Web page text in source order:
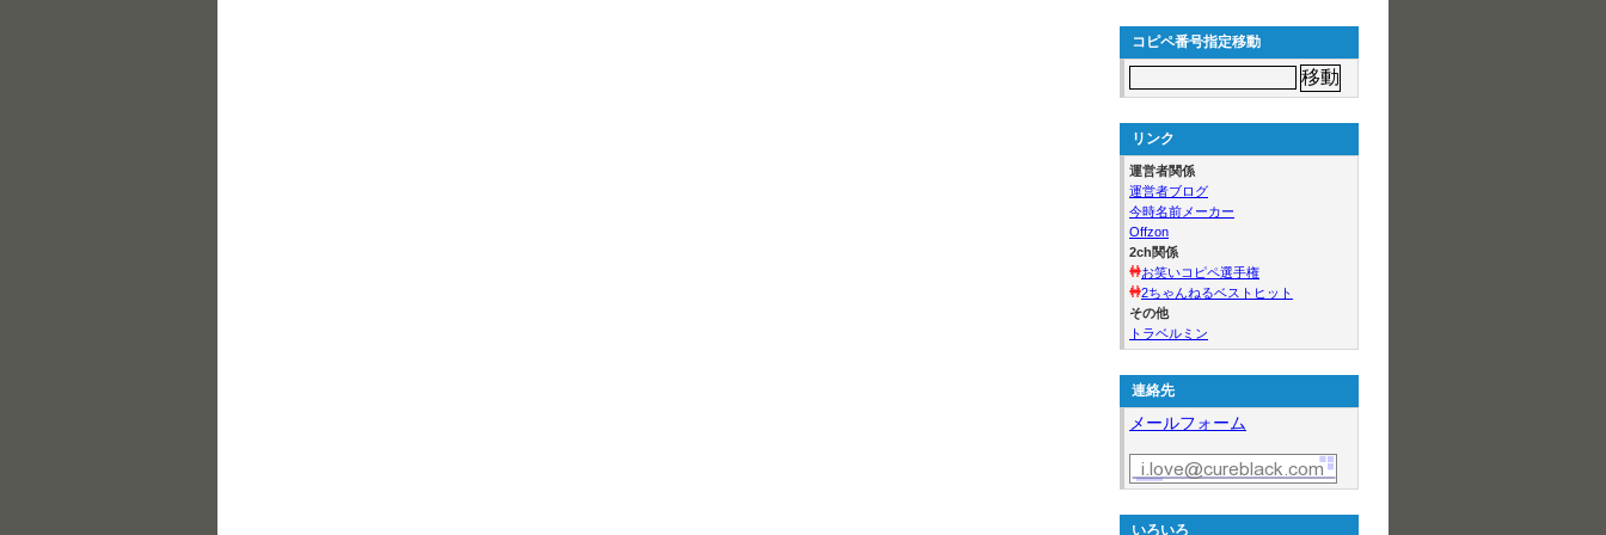
コピペ番号指定移動
リンク
運営者関係
運営者ブログ
今時名前メーカー
Offzon
2ch関係
お笑いコピペ選手権
2ちゃんねるベストヒット
その他
トラベルミン
連絡先
メールフォーム
いろいろ